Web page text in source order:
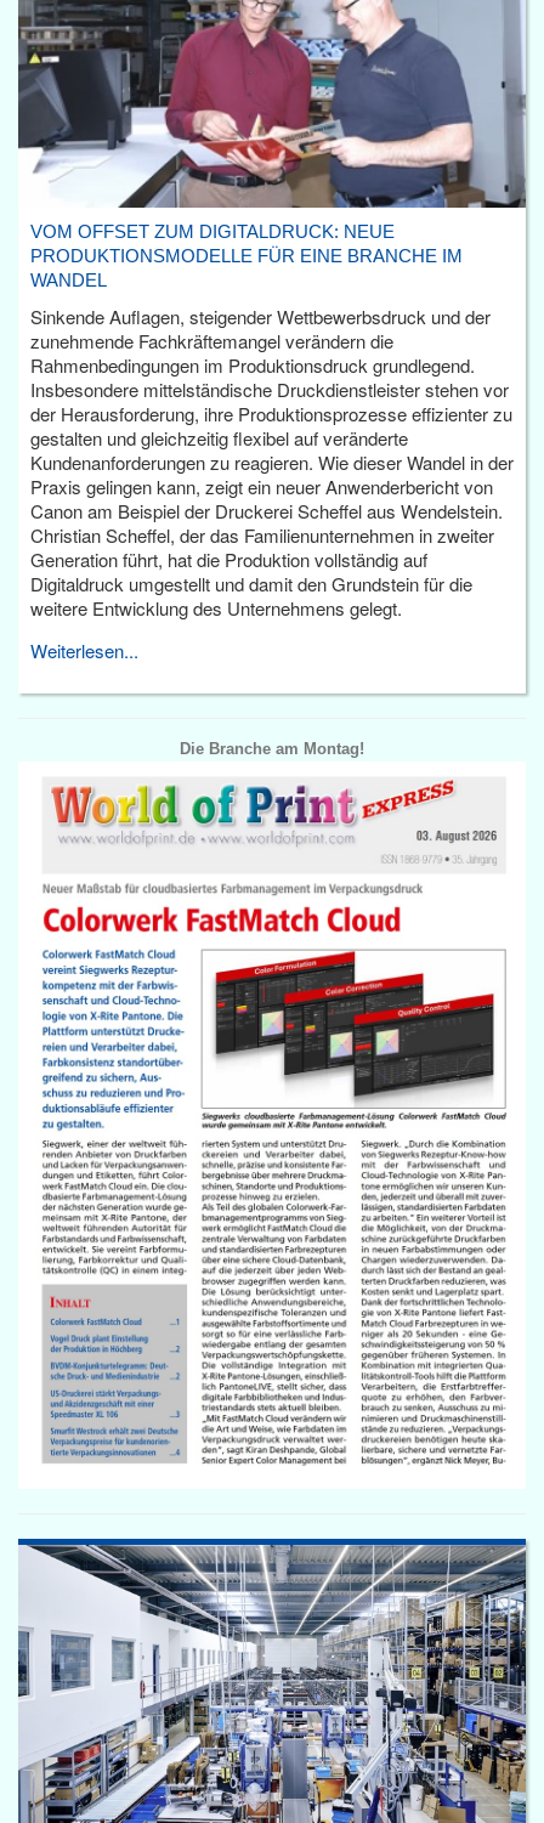
VOM OFFSET ZUM DIGITALDRUCK: NEUE
PRODUKTIONSMODELLE FÜR EINE BRANCHE IM
WANDEL
Sinkende Auflagen, steigender Wettbewerbsdruck und der
zunehmende Fachkräftemangel verändern die
Rahmenbedingungen im Produktionsdruck grundlegend.
Insbesondere mittelständische Druckdienstleister stehen vor
der Herausforderung, ihre Produktionsprozesse effizienter zu
gestalten und gleichzeitig flexibel auf veränderte
Kundenanforderungen zu reagieren. Wie dieser Wandel in der
Praxis gelingen kann, zeigt ein neuer Anwenderbericht von
Canon am Beispiel der Druckerei Scheffel aus Wendelstein.
Christian Scheffel, der das Familienunternehmen in zweiter
Generation führt, hat die Produktion vollständig auf
Digitaldruck umgestellt und damit den Grundstein für die
weitere Entwicklung des Unternehmens gelegt.
Weiterlesen...
Die Branche am Montag!